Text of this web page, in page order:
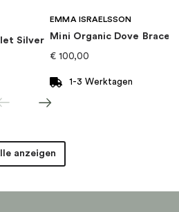
Jensen
Silver
EMMA ISRAELSSON
Mini Organic Dove
€ 100,00
1-3 Werktagen
anzeigen